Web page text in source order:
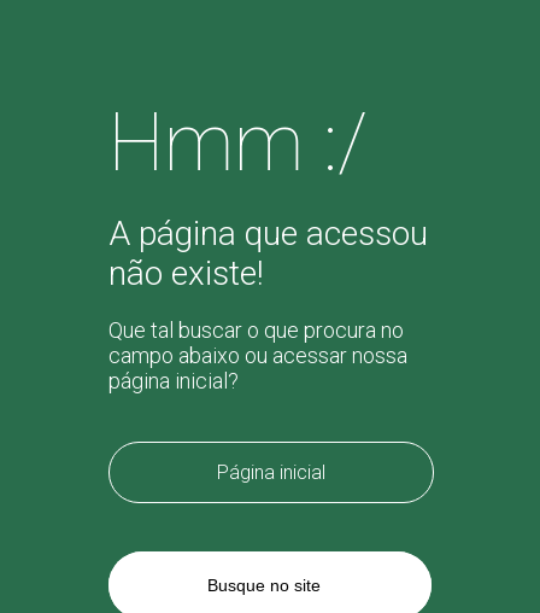
Hmm :/
A página que acessou
não existe!
Que tal buscar o que procura no
campo abaixo ou acessar nossa
página inicial?
Página inicial